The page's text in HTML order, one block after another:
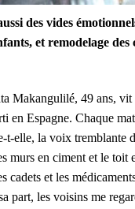
des vides
et remodelage
Makangulilé, 49 ans,
en Espagne. Chaque
t-elle, la voix tremblante
murs en ciment et le toit
cadets et les
part, les voisins me